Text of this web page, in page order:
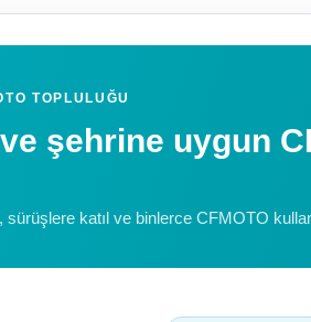
TOPLULUĞU
şehrine uygun
katıl ve binlerce CFMOTO